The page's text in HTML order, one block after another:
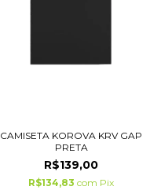
CAMISETA KOROVA KRV GAP
PRETA
R$139,00
R$134,83 com Pix